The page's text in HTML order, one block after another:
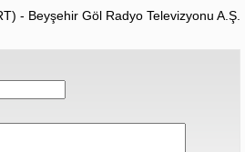
- Beyşehir Göl Radyo Televizyonu A.Ş.